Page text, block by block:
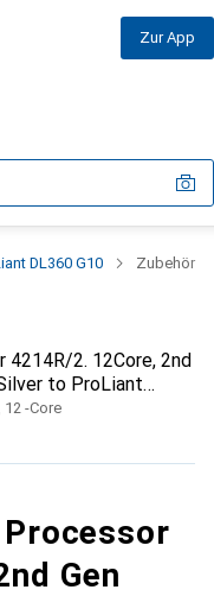
Zur App
DL360 G10 Zubehör
4214R/2. 12Core, 2nd
to ProLiant
12 -Core
Processor
Gen